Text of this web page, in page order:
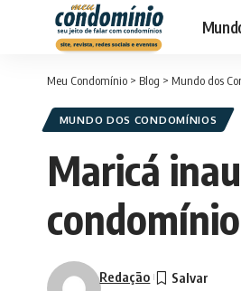
Meu Condomínio > Blog > Mundo dos
MUNDO DOS CONDOMÍNIOS
Maricá
Redação